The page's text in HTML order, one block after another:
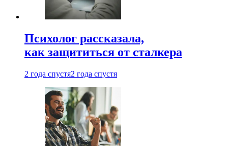
Психолог рассказала,
как защититься от сталкера
2 года спустя2 года спустя